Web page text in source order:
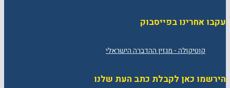
עקבו אחרינו בפייסבוק
הירשמו כאן לקבלת כתב העת שלנו